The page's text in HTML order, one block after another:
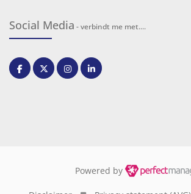
Social Media - verbindt me met....
Powered by